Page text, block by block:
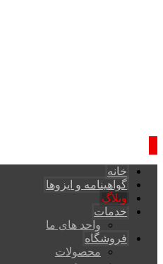
خانه
گواهینامه و ایزوها
وبلاگ
خدمات
واحد های ما
فروشگاه
محصولات